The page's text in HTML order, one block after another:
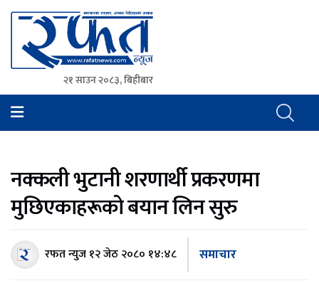
Rafat News
समाचारको रफ्तार, आवाज बिहिनहरुको आवाज
२१ साउन २०८३, बिहीबार
नक्कली भुटानी शरणार्थी प्रकरणमा
मुछिएकाहरूको बयान लिन सुरु
रफत न्युज१२ जेठ २०८० १४:४८ समाचार